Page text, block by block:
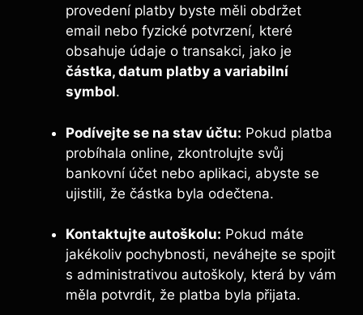
provedení platby byste měli obdržet
email nebo fyzické⁣ potvrzení, které
obsahuje údaje o transakci, jako​ je‌
částka, datum platby a variabilní
symbol.
Podívejte se na stav účtu: Pokud platba
probíhala online, zkontrolujte svůj
bankovní ⁣účet nebo aplikaci, abyste se
ujistili, že částka byla odečtena.
Kontaktujte ​autoškolu: Pokud⁤ máte
jakékoliv pochybnosti, neváhejte se spojit⁤
s administrativou autoškoly, která by vám
měla potvrdit, ‍že platba byla přijata.